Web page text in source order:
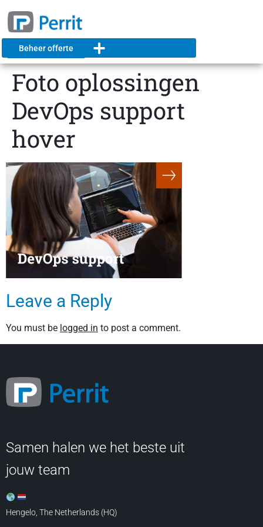
Beheer offerte
Foto oplossingen
DevOps support
hover
Leave a Reply
You must be logged in to post a comment.
Samen halen we het beste uit
jouw team
Hengelo, The Netherlands (HQ)